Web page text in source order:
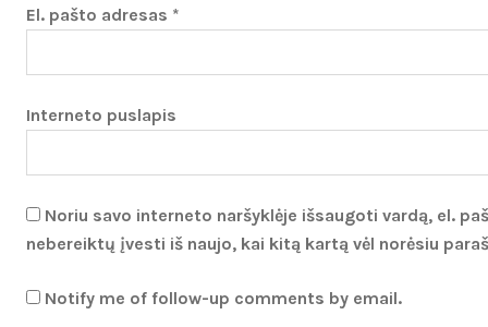
El. pašto adresas *
Interneto puslapis
Noriu savo interneto naršyklėje išsaugoti vardą, el.
nebereiktų įvesti iš naujo, kai kitą kartą vėl norėsiu
Notify me of follow-up comments by email.